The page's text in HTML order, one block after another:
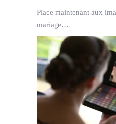
Place maintenant aux
mariage…